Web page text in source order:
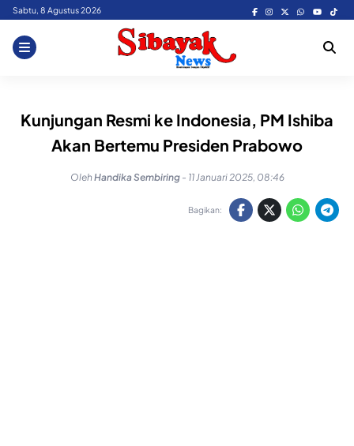
Skip
content
Sabtu, 8 Agustus 2026
Kunjungan Resmi ke Indonesia, PM Ishiba
Akan Bertemu Presiden Prabowo
OlehHandika Sembiring - 11 Januari 2025, 08:46
Bagikan: